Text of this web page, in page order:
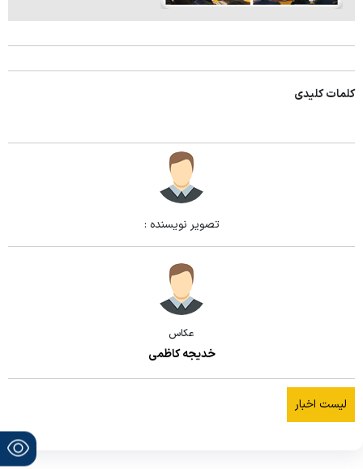
کلمات کلیدی
تصویر نویسنده :
عکاس
خدیجه کاظمی
لیست اخبار